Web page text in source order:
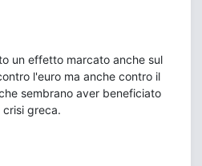
un effetto marcato anche sul
l'euro ma anche contro il
sembrano aver beneficiato
greca.